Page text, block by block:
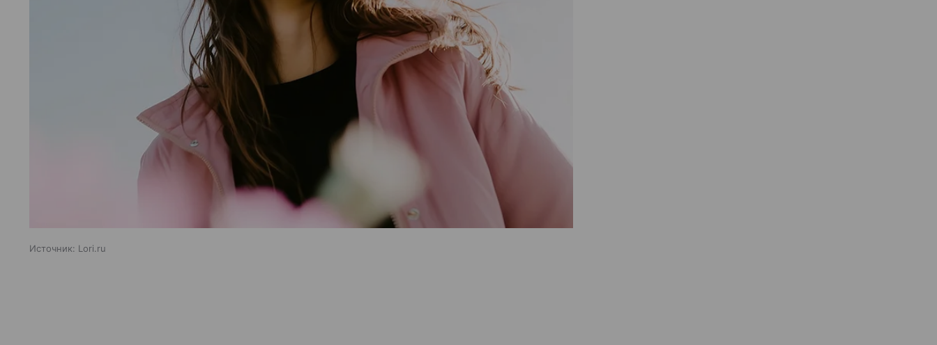
Источник: Lori.ru